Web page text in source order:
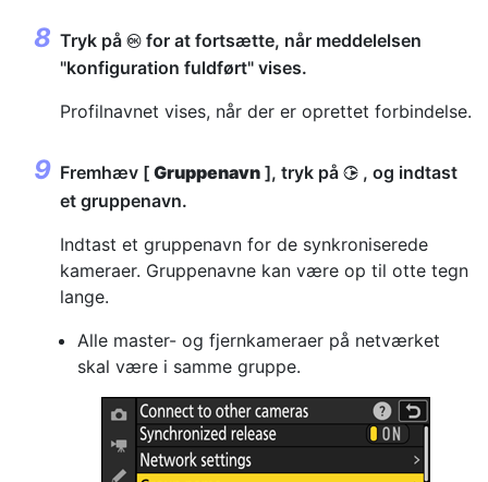
Tryk på J for at fortsætte, når meddelelsen
"konfiguration fuldført" vises.
Profilnavnet vises, når der er oprettet forbindelse.
Fremhæv [ Gruppenavn ], tryk på 2 , og indtast
et gruppenavn.
Indtast et gruppenavn for de synkroniserede
kameraer. Gruppenavne kan være op til otte tegn
lange.
Alle master- og fjernkameraer på netværket
skal være i samme gruppe.